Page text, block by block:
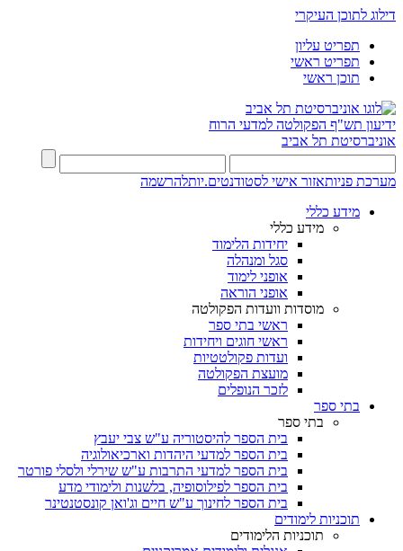
דילוג לתוכן העיקרי
תפריט עליון
תפריט ראשי
תוכן ראשי
ידיעון תש"ף הפקולטה למדעי הרוח
אוניברסיטת תל אביב
מערכת פניותאזור אישי לסטודנטים.יותלהרשמה
מידע כללי
מידע כללי
יחידות הלימוד
סגל ומנהלה
אופני לימוד
אופני הוראה
מוסדות וועדות הפקולטה
ראשי בתי ספר
ראשי חוגים ויחידות
ועדות פקולטטיות
מועצת הפקולטה
לזכר הנופלים
בתי ספר
בתי ספר
בית הספר להיסטוריה ע"ש צבי יעבץ
בית הספר למדעי היהדות וארכיאולוגיה
בית הספר למדעי התרבות ע"ש שירלי ולסלי פורטר
בית הספר לפילוסופיה, בלשנות ולימודי מדע
בית הספר לחינוך ע"ש חיים וג'ואן קונסטנטינר
תוכניות לימודים
תוכניות הלימודים